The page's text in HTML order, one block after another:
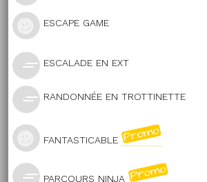
ESCAPE GAME
ESCALADE EN EXT
RANDONNÉE EN TROTTINETTE
FANTASTICABLE
PARCOURS NINJA